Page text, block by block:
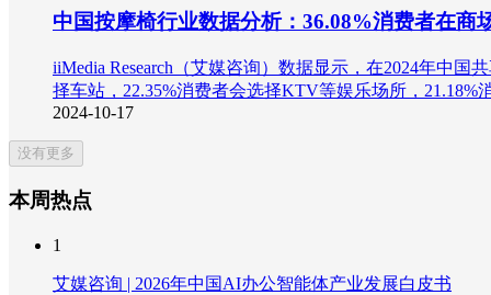
中国按摩椅行业数据分析：36.08%消费者在商
iiMedia Research（艾媒咨询）数据显示，在2024年中
择车站，22.35%消费者会选择KTV等娱乐场所，21.18%
2024-10-17
没有更多
本周热点
1
艾媒咨询 | 2026年中国AI办公智能体产业发展白皮书